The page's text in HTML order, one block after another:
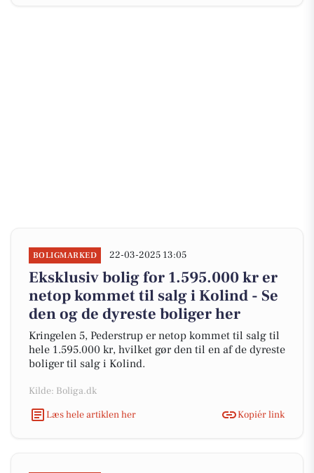
BOLIGMARKED 22-03-2025 13:05
Eksklusiv bolig for 1.595.000 kr er
netop kommet til salg i Kolind - Se
den og de dyreste boliger her
Kringelen 5, Pederstrup er netop kommet til salg til
hele 1.595.000 kr, hvilket gør den til en af de dyreste
boliger til salg i Kolind.
Kilde: Boliga.dk
Læs hele artiklen her
Kopiér link